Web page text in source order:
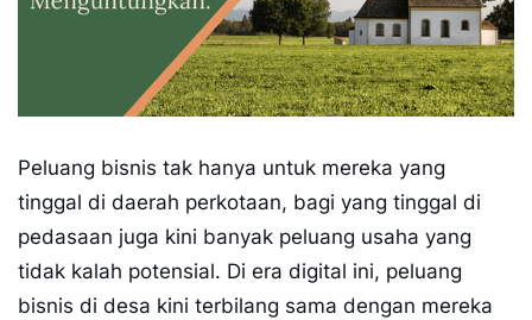
Peluang bisnis tak hanya untuk mereka yang
tinggal di daerah perkotaan, bagi yang tinggal di
pedasaan juga kini banyak peluang usaha yang
tidak kalah potensial. Di era digital ini, peluang
bisnis di desa kini terbilang sama dengan mereka